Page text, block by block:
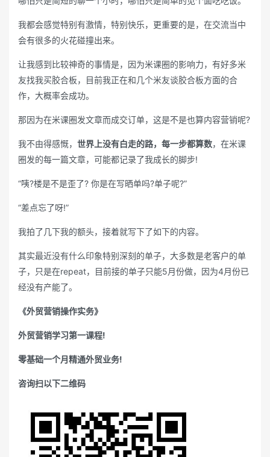
我都会感觉特别有激情，特别快乐，更重要的是，在交流当中
会有很多的火花碰撞出来。
让我感到比较神奇的事情是，因为米课圈的影响力，有好多米
友找我买胶合板，目前我正在和几个米友谈胶合板方面的合
作，大概率会成功。
那因为在米课圈发文章而成交订单，这是不是也算内容营销呢?
我不由得感慨， 世界上没有白走的路，每一步都算数，在米课
圈发的每一篇文章，可能都记录了我成长的脚步!
“咦?楼是不是歪了? 你是在写晒单吗?单子呢?”
“差点忘了呀!”
我拍了几下我的额头，接着就写下了如下的内容。
其实最近没有什么印象特别深刻的单子，大多数是老客户的单
子，只是在repeat，目前接的单子只能5月份做，因为4月份已
经没有产能了。
《外贸营销操作实务》
外贸营销学习第一课程!
零基础一个月精通外贸业务!
咨询扫以下二维码